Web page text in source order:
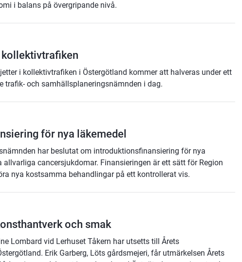
i balans på övergripande nivå.
i kollektivtrafiken i Östergötland kommer att halveras under ett
trafik- och samhällsplaneringsnämnden i dag.
för nya läkemedel
har beslutat om introduktionsfinansiering för nya
allvarliga cancersjukdomar. Finansieringen är ett sätt för Region
nya kostsamma behandlingar på ett kontrollerat vis.
och smak
Lombard vid Lerhuset Tåkern har utsetts till Årets
Erik Garberg, Löts gårdsmejeri, får utmärkelsen Årets